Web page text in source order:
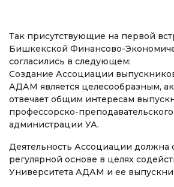
Студенттер үчүн маалыматтар
Окуу графиги
Студенттик башкаруу
Демилгелер
Гранттар жана стипендиялар
маалыматтар
Так присутствующие на первой
Бишкекской Финансово-
согласились в следующем:
Создание Ассоциации
АДАМ является целесообразным,
отвечает общим интересам
профессорско-преподавательского
администрации УА.
Деятельность Ассоциации должна
регулярной основе в целях
Университета АДАМ и ее